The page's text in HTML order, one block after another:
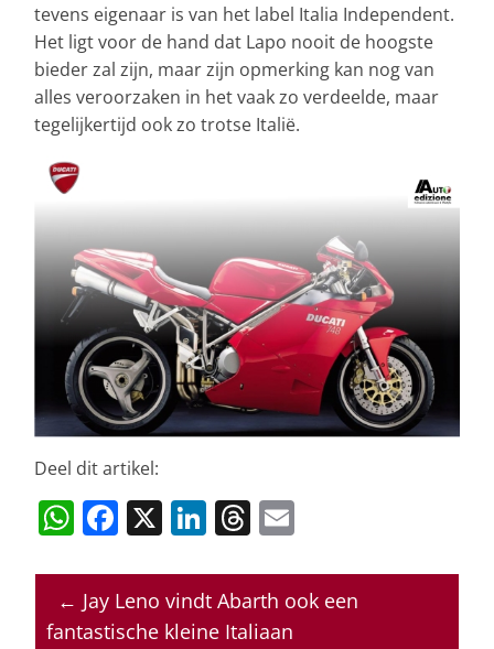
tevens eigenaar is van het label Italia Independent.
Het ligt voor de hand dat Lapo nooit de hoogste
bieder zal zijn, maar zijn opmerking kan nog van
alles veroorzaken in het vaak zo verdeelde, maar
tegelijkertijd ook zo trotse Italië.
Deel dit artikel:
W
at
s
F
c
e
X Li
k
e
T
re
a
ai
l
← Jay Leno vindt Abarth ook een
fantastische kleine Italiaan